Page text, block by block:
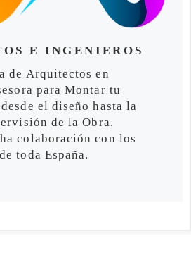
E INGENIEROS
de Arquitectos en
para Montar tu
el diseño hasta la
de la Obra.
colaboración con los
toda España.